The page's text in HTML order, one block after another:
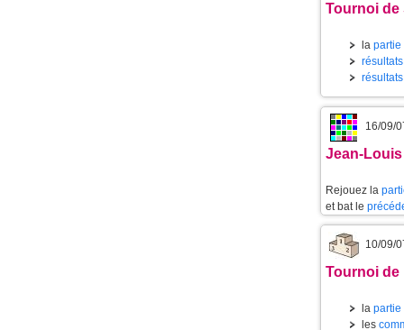
Tournoi de
la partie
16/09/
Jean-
Rejouez la
et bat le
10/09/
Tournoi de
la partie
les